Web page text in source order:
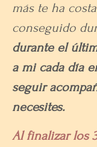
más te ha
conseguido
durante el
a mi cada día
seguir
necesites.
Al finalizar los